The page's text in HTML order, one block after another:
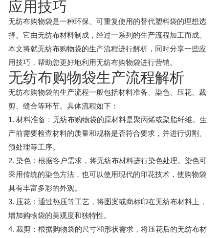
应用技巧
无纺布购物袋是一种环保、可重复使用的替代塑料袋的理想选
择。它由无纺布材料制成，经过一系列的生产流程加工而成。
本文将就无纺布购物袋的生产流程进行解析，同时分享一些应
用技巧，帮助您更好地利用无纺布购物袋进行营销。
无纺布购物袋生产流程解析
无纺布购物袋的生产流程一般包括材料准备、染色、压花、裁
剪、缝合等环节。具体流程如下：
1. 材料准备：无纺布购物袋的原材料是聚丙烯或聚脂纤维。生
产前需要检查材料的质量和规格是否符合要求，并进行切割、
预处理等工序。
2. 染色：根据客户需求，将无纺布材料进行染色处理。染色可
采用传统的染色方法，也可以使用现代的印花技术，使购物袋
具有丰富多彩的外观。
3. 压花：通过热压等工艺，将图案或商标印在无纺布材料上，
增加购物袋的美观度和独特性。
4. 裁剪：根据购物袋的尺寸和形状需求，将压花后的无纺布材